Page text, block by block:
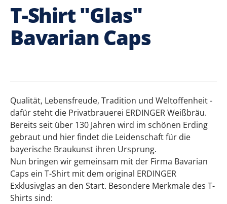
T-Shirt "Glas"
Bavarian Caps
Qualität, Lebensfreude, Tradition und Weltoffenheit -
dafür steht die Privatbrauerei ERDINGER Weißbräu.
Bereits seit über 130 Jahren wird im schönen Erding
gebraut und hier findet die Leidenschaft für die
bayerische Braukunst ihren Ursprung.
Nun bringen wir gemeinsam mit der Firma Bavarian
Caps ein T-Shirt mit dem original ERDINGER
Exklusivglas an den Start. Besondere Merkmale des T-
Shirts sind: